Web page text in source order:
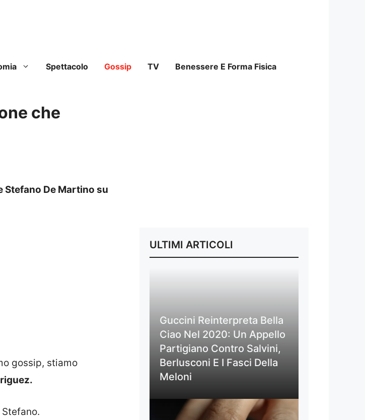
Spettacolo Gossip TV Benessere E Forma Fisica
che
Stefano De Martino su
gossip, stiamo
ULTIMI ARTICOLI
Guccini Reinterpreta Bella
Ciao Nel 2020: Un Appello
Partigiano Contro Salvini,
Berlusconi E I Fasci Della
Meloni